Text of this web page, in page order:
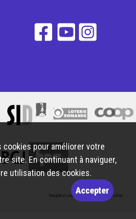
Imaginé et conçu par Giorgianni & Moeschler
pour améliorer votre
site. En continuant à naviguer,
utilisation des cookies.
Accepter